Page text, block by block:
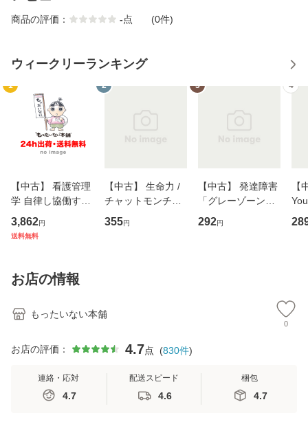
商品の評価： -点 (0件)
ウィークリーランキング
1
【中古】 看護管理
学 自律し協働する
専門職の看護マネ
ジメントスキル 改
恵 藤本幸三 / 南江
堂 [単行
3,862円
送料無料
2
【中古】 生命力 /
チャットモンチー /
キューンレコード
[CD]【メール便送
355円
3
【中古】 発達障害
「グレーゾーン」
その正しい理解と
克服法 (SB新書 57
292円
4
【
のが
お店の情報
もったいない本舗
0
お店の評価： 4.7点 (830件)
連絡・応対
4.7
配送スピード
4.6
梱包
4.7